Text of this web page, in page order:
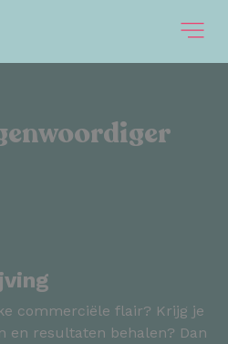
commerciële flair? Krijg je
en resultaten behalen? Dan